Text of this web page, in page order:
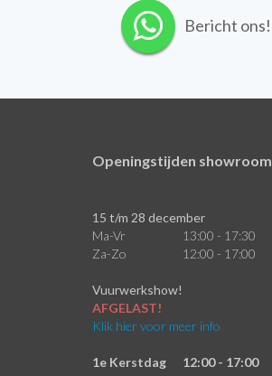
Bericht ons!
Openingstijden showroom
15 t/m 28 december
Ma-Vr
13:00 - 17:30
Za-Zo
12:00 - 17:00
Vuurwerkshow!
AFGELAST!
Klik hier voor meer info
1e Kerstdag
12:00 - 17:00